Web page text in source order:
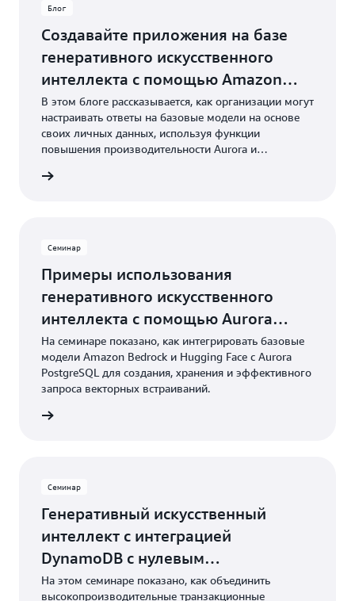
Блог
Создавайте приложения на базе
генеративного искусственного
интеллекта с помощью Amazon
Aurora и Баз знаний для Amazon
Bedrock
В этом блоге рассказывается, как организации могут
настраивать ответы на базовые модели на основе
своих личных данных, используя функции
повышения производительности Aurora и
Amazon Bedrock.
Семинар
Примеры использования
генеративного искусственного
интеллекта с помощью Aurora
PostgreSQL и pgvector
На семинаре показано, как интегрировать базовые
модели Amazon Bedrock и Hugging Face с Aurora
PostgreSQL для создания, хранения и эффективного
запроса векторных встраиваний.
Семинар
Генеративный искусственный
интеллект с интеграцией
DynamoDB с нулевым
использованием ETL с сервисом
На этом семинаре показано, как объединить
высокопроизводительные транзакционные